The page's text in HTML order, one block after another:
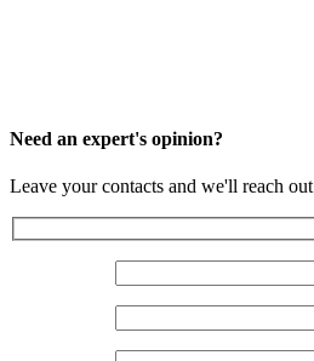
Need an expert's opinion?
Leave your contacts and we'll reach out